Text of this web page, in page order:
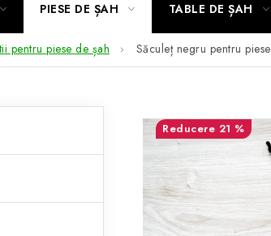
PIESE DE ȘAH TABLE DE ȘAH
pentru piese de șah Săculeț negru pentru
21 %